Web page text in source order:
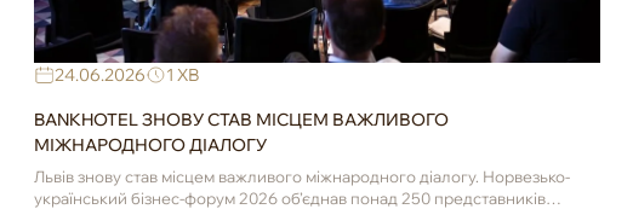
24.06.2026 1 ХВ
BANKHOTEL ЗНОВУ СТАВ МІСЦЕМ ВАЖЛИВОГО
МІЖНАРОДНОГО ДІАЛОГУ
Львів знову став місцем важливого міжнародного діалогу. Норвезько-
український бізнес-форум 2026 об’єднав понад 250 представників